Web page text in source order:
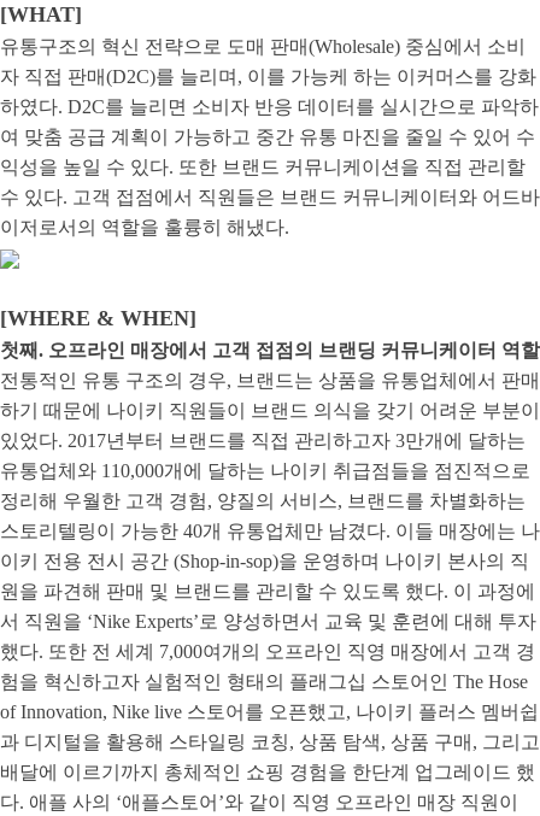
[WHAT]
유통구조의 혁신 전략으로 도매 판매(Wholesale) 중심에서 소비
자 직접 판매(D2C)를 늘리며, 이를 가능케 하는 이커머스를 강화
하였다. D2C를 늘리면 소비자 반응 데이터를 실시간으로 파악하
여 맞춤 공급 계획이 가능하고 중간 유통 마진을 줄일 수 있어 수
익성을 높일 수 있다. 또한 브랜드 커뮤니케이션을 직접 관리할
수 있다. 고객 접점에서 직원들은 브랜드 커뮤니케이터와 어드바
이저로서의 역할을 훌륭히 해냈다.
[WHERE & WHEN]
첫째. 오프라인 매장에서 고객 접점의 브랜딩 커뮤니케이터 역할
전통적인 유통 구조의 경우, 브랜드는 상품을 유통업체에서 판매
하기 때문에 나이키 직원들이 브랜드 의식을 갖기 어려운 부분이
있었다. 2017년부터 브랜드를 직접 관리하고자 3만개에 달하는
유통업체와 110,000개에 달하는 나이키 취급점들을 점진적으로
정리해 우월한 고객 경험, 양질의 서비스, 브랜드를 차별화하는
스토리텔링이 가능한 40개 유통업체만 남겼다. 이들 매장에는 나
이키 전용 전시 공간 (Shop-in-sop)을 운영하며 나이키 본사의 직
원을 파견해 판매 및 브랜드를 관리할 수 있도록 했다. 이 과정에
서 직원을 ‘Nike Experts’로 양성하면서 교육 및 훈련에 대해 투자
했다. 또한 전 세계 7,000여개의 오프라인 직영 매장에서 고객 경
험을 혁신하고자 실험적인 형태의 플래그십 스토어인 The Hose
of Innovation, Nike live 스토어를 오픈했고, 나이키 플러스 멤버쉽
과 디지털을 활용해 스타일링 코칭, 상품 탐색, 상품 구매, 그리고
배달에 이르기까지 총체적인 쇼핑 경험을 한단계 업그레이드 했
다. 애플 사의 ‘애플스토어’와 같이 직영 오프라인 매장 직원이